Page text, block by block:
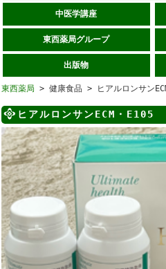
中医学講座
東西薬局グループ
出版物
東西薬局 > 健康食品 > ヒアルロンサン
ヒアルロンサンECM・E105